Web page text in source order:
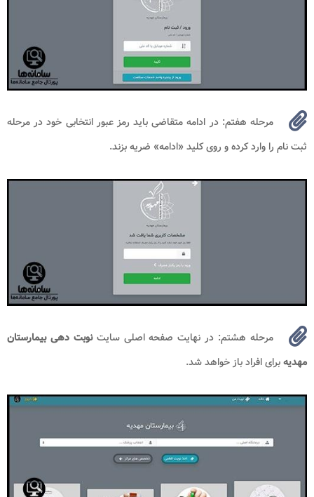
مرحله هفتم: در ادامه متقاضی باید رمز عبور انتخابی خود در مرحله
ثبت نام را وارد کرده و روی کلید «ادامه» ضریه بزند.
مرحله هشتم: در نهایت صفحه اصلی سایتنوبت دهی بیمارستان
مهدیهبرای افراد باز خواهد شد.